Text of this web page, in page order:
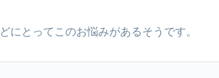
にとってこのお悩みがあるそうです。